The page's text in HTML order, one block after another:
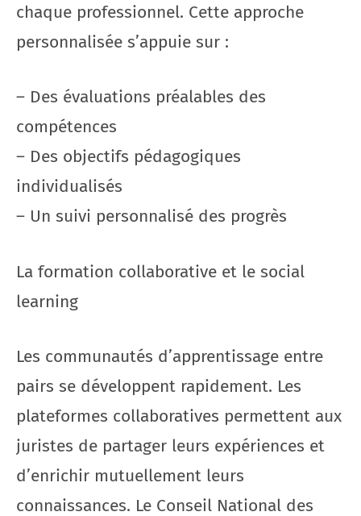
chaque professionnel. Cette approche
personnalisée s’appuie sur :
– Des évaluations préalables des
compétences
– Des objectifs pédagogiques
individualisés
– Un suivi personnalisé des progrès
La formation collaborative et le social
learning
Les communautés d’apprentissage entre
pairs se développent rapidement. Les
plateformes collaboratives permettent aux
juristes de partager leurs expériences et
d’enrichir mutuellement leurs
connaissances. Le Conseil National des